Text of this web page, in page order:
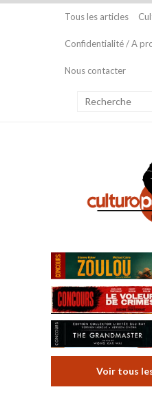
Tous les articles
Confidentialité / A
Nous contacter
Voir tous